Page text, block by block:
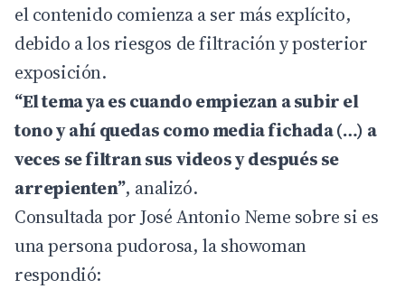
el contenido comienza a ser más explícito,
debido a los riesgos de filtración y posterior
exposición.
“El tema ya es cuando empiezan a subir el
tono y ahí quedas como media fichada (…) a
veces se filtran sus videos y después se
arrepienten”, analizó.
Consultada por José Antonio Neme sobre si es
una persona pudorosa, la showoman
respondió: